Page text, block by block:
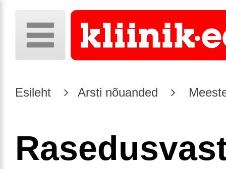
Esileht Arsti nõuanded